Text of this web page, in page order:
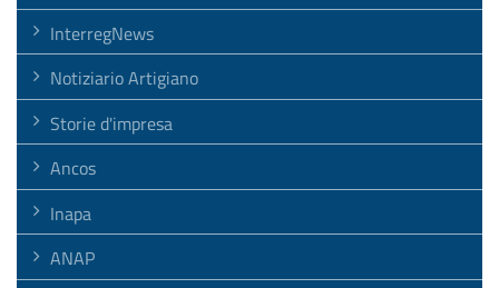
InterregNews
Notiziario Artigiano
Storie d'impresa
Ancos
Inapa
ANAP